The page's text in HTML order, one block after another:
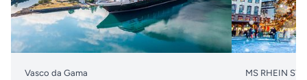
Vasco da Gama MS RHEIN